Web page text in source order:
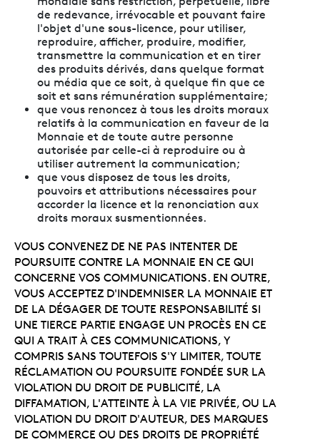
de redevance, irrévocable et pouvant faire
l'objet d'une sous-licence, pour utiliser,
reproduire, afficher, produire, modifier,
transmettre la communication et en tirer
des produits dérivés, dans quelque format
ou média que ce soit, à quelque fin que ce
soit et sans rémunération supplémentaire;
que vous renoncez à tous les droits moraux
relatifs à la communication en faveur de la
Monnaie et de toute autre personne
autorisée par celle-ci à reproduire ou à
utiliser autrement la communication;
que vous disposez de tous les droits,
pouvoirs et attributions nécessaires pour
accorder la licence et la renonciation aux
droits moraux susmentionnées.
VOUS CONVENEZ DE NE PAS INTENTER DE
POURSUITE CONTRE LA MONNAIE EN CE QUI
CONCERNE VOS COMMUNICATIONS. EN OUTRE,
VOUS ACCEPTEZ D'INDEMNISER LA MONNAIE ET
DE LA DÉGAGER DE TOUTE RESPONSABILITÉ SI
UNE TIERCE PARTIE ENGAGE UN PROCÈS EN CE
QUI A TRAIT À CES COMMUNICATIONS, Y
COMPRIS SANS TOUTEFOIS S'Y LIMITER, TOUTE
RÉCLAMATION OU POURSUITE FONDÉE SUR LA
VIOLATION DU DROIT DE PUBLICITÉ, LA
DIFFAMATION, L'ATTEINTE À LA VIE PRIVÉE, OU LA
VIOLATION DU DROIT D'AUTEUR, DES MARQUES
DE COMMERCE OU DES DROITS DE PROPRIÉTÉ